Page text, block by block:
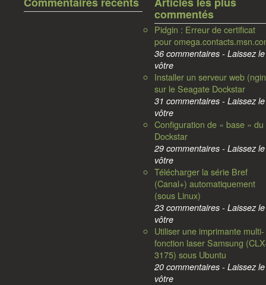
commentés
Pidgin : Erreur de certificat
pour
36 commentaires - Laissez le
vôtre
Installer un serveur web
sur le Seagate Dockstar
31 commentaires - Laissez le
vôtre
Configuration de « base » du
Dockstar
29 commentaires - Laissez le
vôtre
Télécharger la série Bref
(Canal+) automatiquement
(sous Linux)
23 commentaires - Laissez le
vôtre
Utiliser une imprimante multi-
fonction laser Samsung
3175) sous Ubuntu
20 commentaires - Laissez le
vôtre